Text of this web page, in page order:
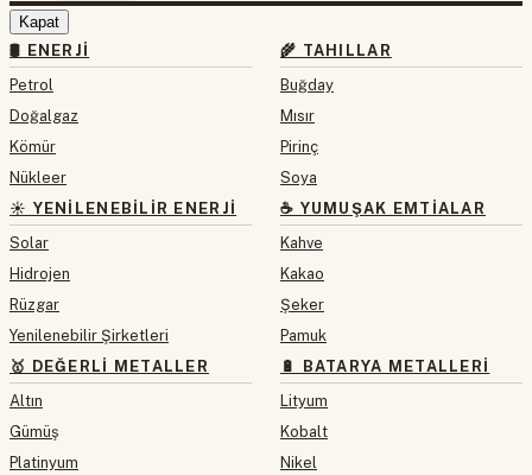
Kapat
🛢 ENERJI
Petrol
Doğalgaz
Kömür
Nükleer
☀️ YENILENEBILIR ENERJI
Solar
Hidrojen
Rüzgar
Yenilenebilir Şirketleri
🥇 DEĞERLI METALLER
Altın
Gümüş
Platinyum
🌾 TAHILLAR
Buğday
Mısır
Pirinç
Soya
☕ YUMUŞAK EMTIALAR
Kahve
Kakao
Şeker
Pamuk
🔋 BATARYA METALLERI
Lityum
Kobalt
Nikel